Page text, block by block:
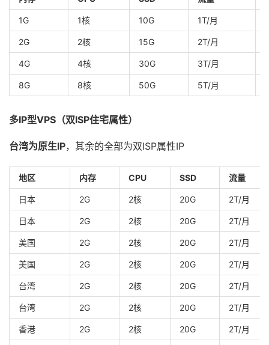
1G 1核 10G 1T/月
2G 2核 15G 2T/月
4G 4核 30G 3T/月
8G 8核 50G 5T/月
多IP型VPS（双ISP住宅属性）
台湾为原生IP，其余的全部为双ISP属性IP
地区 内存 CPU SSD 流量
日本 2G 2核 20G 2T/月
日本 2G 2核 20G 2T/月
美国 2G 2核 20G 2T/月
美国 2G 2核 20G 2T/月
台湾 2G 2核 20G 2T/月
台湾 2G 2核 20G 2T/月
香港 2G 2核 20G 2T/月